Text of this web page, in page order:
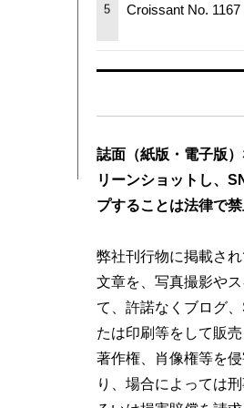
5 Croissant No.
誌面（紙版・電子版
リーンショットし、
プすることは法律で禁
弊社刊行物に掲載さ
文章を、写真撮影や
て、許諾なくブログ
たは印刷等をして販
著作権、肖像権等を
り、場合によっては